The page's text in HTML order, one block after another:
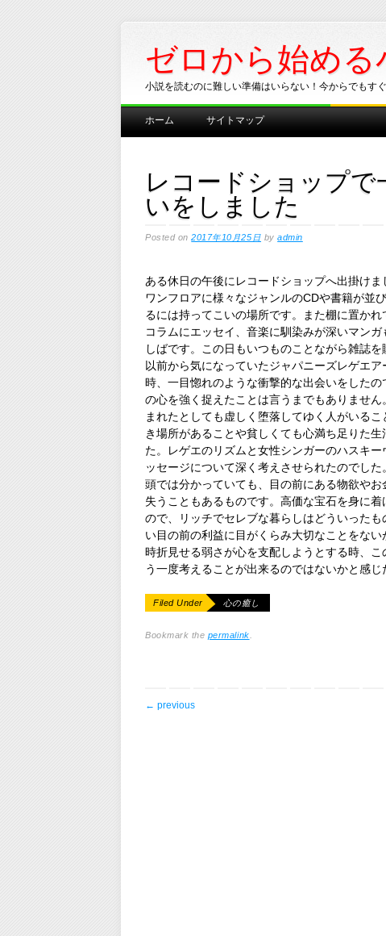
ゼロから始める
小説を読むのに難しい準備はいらない！今からでもす
Main menu
Skip
ホーム サイトマップ
レコードショップ
いをしました
Posted on2017年10月25日 byadmin
ある休日の午後にレコードショップへ出掛け
ワンフロアに様々なジャンルのCDや書籍が並
るには持ってこいの場所です。また棚に置か
コラムにエッセイ、音楽に馴染みが深いマン
しばです。この日もいつものことながら雑誌
以前から気になっていたジャパニーズレゲエ
時、一目惚れのような衝撃的な出会いをした
の心を強く捉えたことは言うまでもありませ
まれたとしても虚しく堕落してゆく人がいる
き場所があることや貧しくても心満ち足りた
た。レゲエのリズムと女性シンガーのハスキ
ッセージについて深く考えさせられたのでした。
頭では分かっていても、目の前にある物欲や
失うこともあるものです。高価な宝石を身に
ので、リッチでセレブな暮らしはどういった
い目の前の利益に目がくらみ大切なことをな
時折見せる弱さが心を支配しようとする時、
う一度考えることが出来るのではないかと感じ
Filed Under 心の癒し
Bookmark the permalink
post navigation
← previous